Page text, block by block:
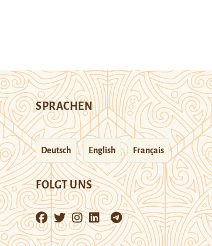
SPRACHEN
Deutsch English Français
FOLGT UNS